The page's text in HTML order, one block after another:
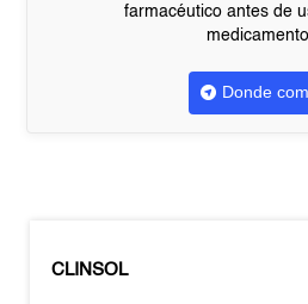
farmacéutico antes de
Donde
CLINSOL